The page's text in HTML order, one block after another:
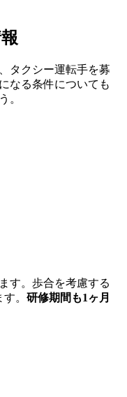
タクシー運転手を募
なる条件についても
。
す。歩合を考慮する
。 研修期間も1ヶ月